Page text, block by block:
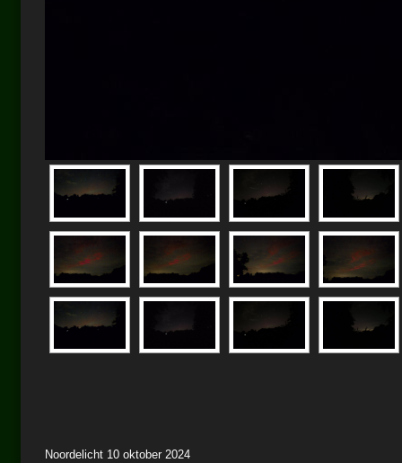
Noordelicht 10 oktober 2024